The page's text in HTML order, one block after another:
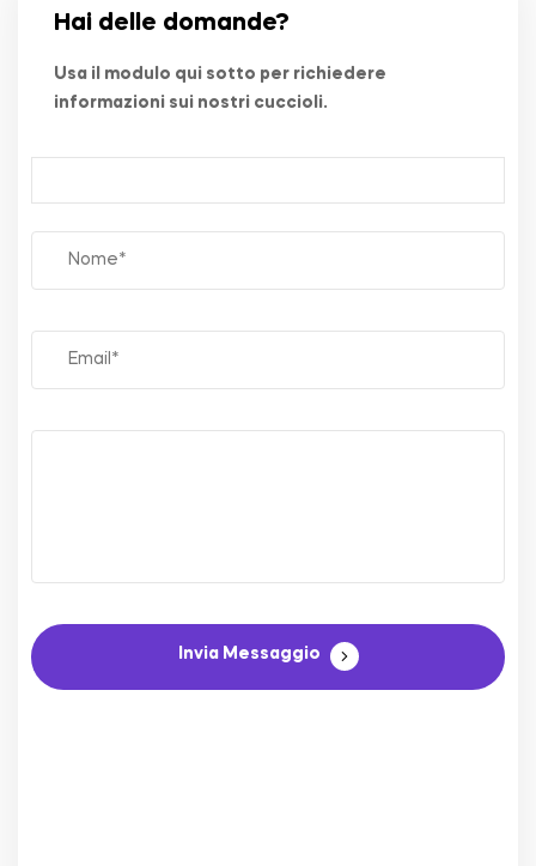
Hai delle domande?
Usa il modulo qui sotto per richiedere
informazioni sui nostri cuccioli.
Invia Messaggio